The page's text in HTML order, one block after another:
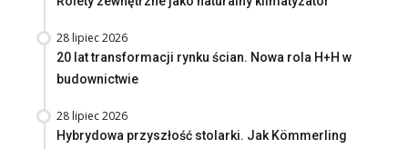
28 lipiec 2026
20 lat transformacji rynku ścian. Nowa rola H+H w
budownictwie
28 lipiec 2026
Hybrydowa przyszłość stolarki. Jak Kömmerling